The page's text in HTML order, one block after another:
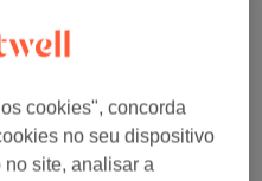
cookies", concorda
no seu dispositivo
no site, analisar a